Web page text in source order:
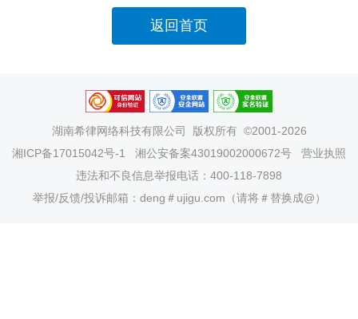
返回首页
湖南希律网络科技有限公司
版权所有 ©2001-2026
湘ICP备17015042号-1
湘公安备案43019002000672号
营业执照
违法和不良信息举报电话：400-118-7898
举报/反馈/投诉邮箱：deng＃ujigu.com（请将＃替换成@）